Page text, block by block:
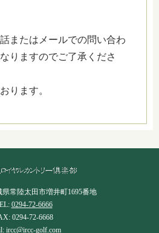
またはメールでの問い合わ
りますのでご了承くださ
ります。
県常陸太田市増井町1695番地
0294-72-6666
0294-72-6668
ircc@ircc-golf.com